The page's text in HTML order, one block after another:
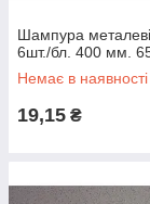
Шампура металеві
6шт./бл. 400 мм.
Немає в наявності
19,15 ₴